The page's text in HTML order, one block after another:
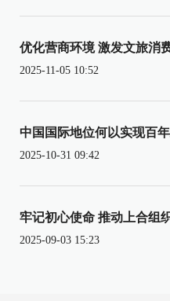
优化营商环境 激发文旅消
2025-11-05 10:52
中国国际地位何以实现百
2025-10-31 09:42
牢记初心使命 推动上合组
2025-09-03 15:23